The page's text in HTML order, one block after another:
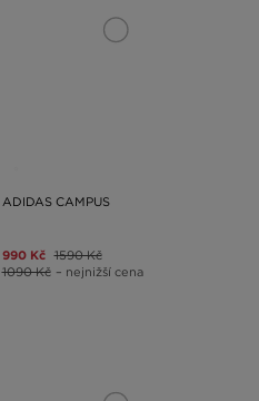
ADIDAS CAMPUS
990 Kč 1590 Kč
1090 Kč – nejnižší cena